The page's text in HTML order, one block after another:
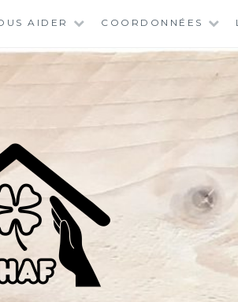
AIDER COORDONNÉES